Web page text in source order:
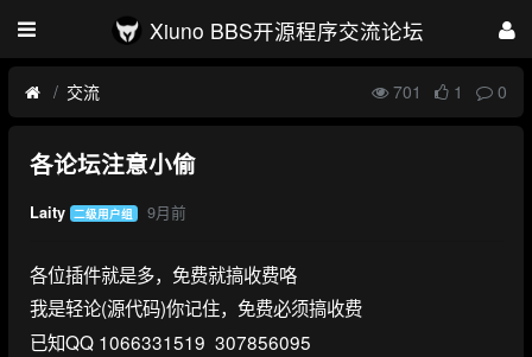
Xiuno BBS开源程序交流论坛
交流 701 1 0
各论坛注意小偷
Laity 二级用户组 9月前
各位插件就是多，免费就搞收费咯
我是轻论(源代码)你记住，免费必须搞收费
已知QQ 1066331519 307856095